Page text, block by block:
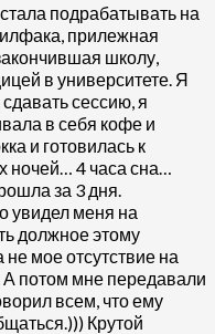
подрабатывать на
прилежная
школу,
в университете. Я
сессию, я
в себя кофе и
и готовилась к
ночей… 4 часа сна…
за 3 дня.
увидел меня на
должное этому
мое отсутствие на
А потом мне передавали
всем, что ему
Крутой